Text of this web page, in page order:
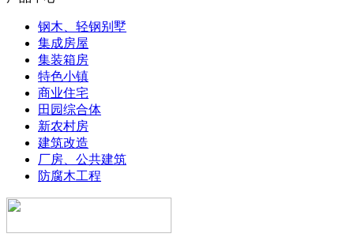
钢木、轻钢别墅
集成房屋
集装箱房
特色小镇
商业住宅
田园综合体
新农村房
建筑改造
厂房、公共建筑
防腐木工程